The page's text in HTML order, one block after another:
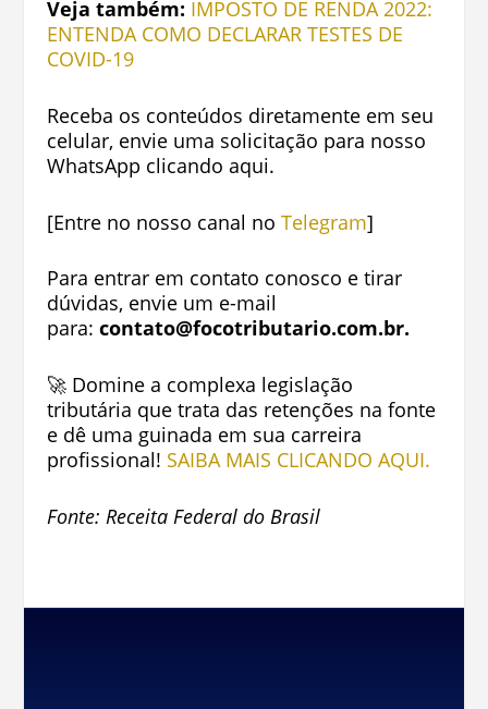
Veja também: IMPOSTO DE RENDA 2022:
ENTENDA COMO DECLARAR TESTES DE
COVID-19
Receba os conteúdos diretamente em seu
celular, envie uma solicitação para nosso
WhatsApp clicando aqui.
[Entre no nosso canal no Telegram]
Para entrar em contato conosco e tirar
dúvidas, envie um e-mail
para: contato@focotributario.com.br.
🚀 Domine a complexa legislação
tributária que trata das retenções na fonte
e dê uma guinada em sua carreira
profissional! SAIBA MAIS CLICANDO AQUI.
Fonte: Receita Federal do Brasil